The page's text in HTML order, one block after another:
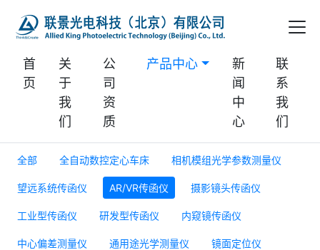
首
页
关
于
我
们
公
司
资
质
产品中心
新
闻
中
心
联
系
我
们
全部 全自动数控定心车床 相机模组光学参数测量仪
望远系统传函仪 AR/VR传函仪 摄影镜头传函仪
工业型传函仪 研发型传函仪 内窥镜传函仪
中心偏差测量仪 通用途光学测量仪 镜面定位仪